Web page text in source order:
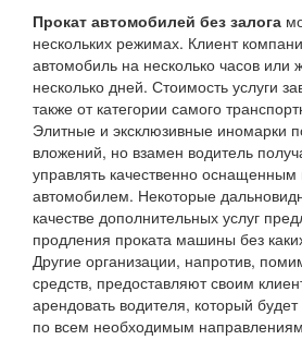
Прокат автомобилей без залога
нескольких режимах. Клиент
автомобиль на несколько часов или
несколько дней. Стоимость услуги
также от категории самого
Элитные и эксклюзивные иномарки
вложений, но взамен водитель
управлять качественно
автомобилем. Некоторые
качестве дополнительных услуг
продления проката машины без
Другие организации, напротив,
средств, предоставляют своим
арендовать водителя, который
по всем необходимым